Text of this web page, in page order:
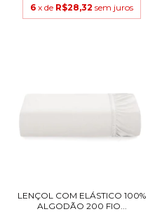
6 x de R$28,32 sem juros
LENÇOL COM ELÁSTICO 100%
ALGODÃO 200 FIO...